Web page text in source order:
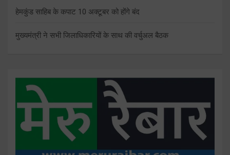
हेमकुंड साहिब के कपाट 10 अक्टूबर को होंगे बंद
मुख्यमंत्री ने सभी जिलाधिकारियों के साथ की वर्चुअल बैठक